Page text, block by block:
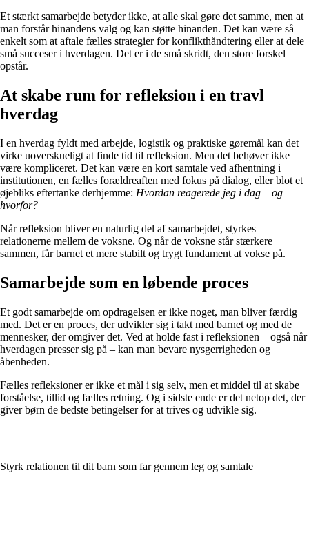
Et stærkt samarbejde betyder ikke, at alle skal gøre det samme, men at
man forstår hinandens valg og kan støtte hinanden. Det kan være så
enkelt som at aftale fælles strategier for konflikthåndtering eller at dele
små succeser i hverdagen. Det er i de små skridt, den store forskel
opstår.
At skabe rum for refleksion i en travl
hverdag
I en hverdag fyldt med arbejde, logistik og praktiske gøremål kan det
virke uoverskueligt at finde tid til refleksion. Men det behøver ikke
være kompliceret. Det kan være en kort samtale ved afhentning i
institutionen, en fælles forældreaften med fokus på dialog, eller blot et
øjebliks eftertanke derhjemme: Hvordan reagerede jeg i dag – og
hvorfor?
Når refleksion bliver en naturlig del af samarbejdet, styrkes
relationerne mellem de voksne. Og når de voksne står stærkere
sammen, får barnet et mere stabilt og trygt fundament at vokse på.
Samarbejde som en løbende proces
Et godt samarbejde om opdragelsen er ikke noget, man bliver færdig
med. Det er en proces, der udvikler sig i takt med barnet og med de
mennesker, der omgiver det. Ved at holde fast i refleksionen – også når
hverdagen presser sig på – kan man bevare nysgerrigheden og
åbenheden.
Fælles refleksioner er ikke et mål i sig selv, men et middel til at skabe
forståelse, tillid og fælles retning. Og i sidste ende er det netop det, der
giver børn de bedste betingelser for at trives og udvikle sig.
Styrk relationen til dit barn som far gennem leg og samtale